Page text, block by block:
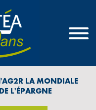
AG2R LA MONDIALE
L'ÉPARGNE